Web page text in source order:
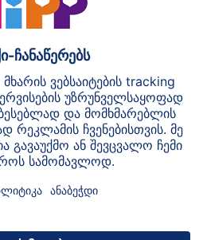
მოვლის საშუალებები
და გამოყენების
პირობები
ის შესახებ კონტაქტი
მონაცემთა დაშიფვრის